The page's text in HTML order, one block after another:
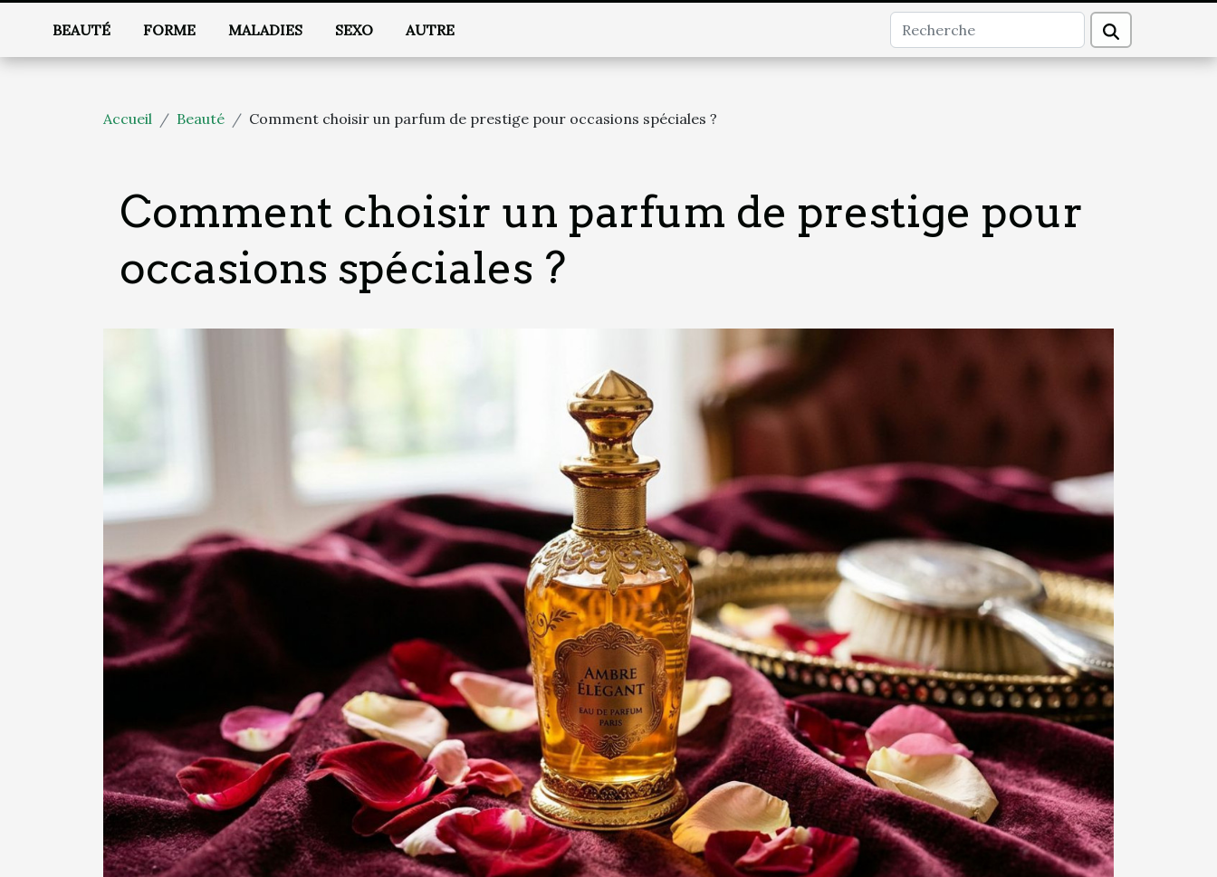
BEAUTÉ FORME MALADIES SEXO AUTRE
Accueil Beauté Comment choisir un parfum de prestige pour occasions spéciales ?
Comment choisir un parfum de prestige pour
occasions spéciales ?